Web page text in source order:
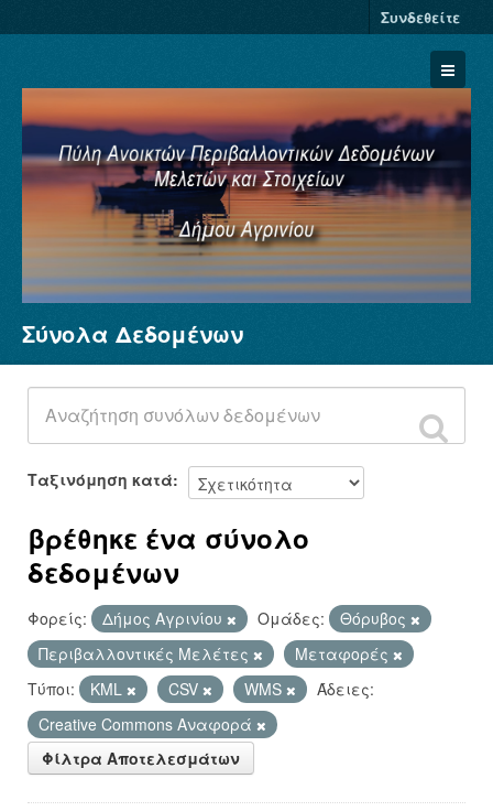
Συνδεθείτε
Σύνολα Δεδομένων
Φορείς
Ομάδες
Σχετικά
Σύνολα Δεδομένων
Ταξινόμηση κατά
βρέθηκε ένα σύνολο
δεδομένων
Φορείς: Δήμος Αγρινίου Ομάδες:
Θόρυβος
Περιβαλλοντικές Μελέτες
Μεταφορές
Τύποι:
KML CSV WMS
Άδειες:
Creative Commons Αναφορά
Φίλτρα Αποτελεσμάτων